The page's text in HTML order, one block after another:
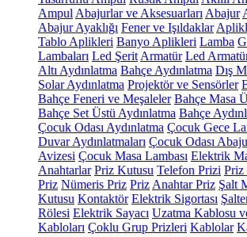
Ampul Abajurlar ve Aksesuarları Abajur
Abajur Ayaklığı Fener ve Işıldaklar
Tablo Aplikleri Banyo Aplikleri Lamba
Lambaları Led Şerit Armatür Led
Altı Aydınlatma Bahçe Aydınlatma Dış
Solar Aydınlatma Projektör ve Sensörler
Bahçe Feneri ve Meşaleler Bahçe Masa
Bahçe Set Üstü Aydınlatma Bahçe
Çocuk Odası Aydınlatma Çocuk Gece
Duvar Aydınlatmaları Çocuk Odası
Avizesi Çocuk Masa Lambası Elektrik
Anahtarlar Priz Kutusu Telefon Prizi Priz
Priz Nümeris Priz Priz Anahtar Priz Şalt
Kutusu Kontaktör Elektrik Sigortası
Rölesi Elektrik Sayacı Uzatma Kablosu
Kabloları Çoklu Grup Prizleri Kablolar